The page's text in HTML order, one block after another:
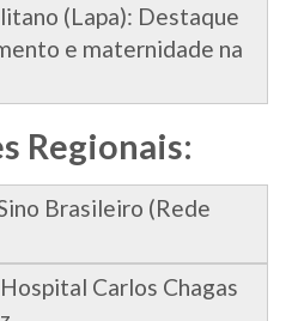
(Lapa): Destaque
e maternidade na
Regionais:
Brasileiro (Rede
Carlos Chagas